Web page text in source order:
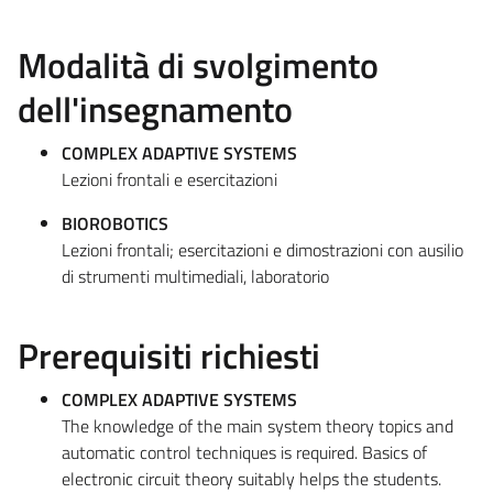
Modalità di svolgimento
dell'insegnamento
COMPLEX ADAPTIVE SYSTEMS
Lezioni frontali e esercitazioni
BIOROBOTICS
Lezioni frontali; esercitazioni e dimostrazioni con ausilio
di strumenti multimediali, laboratorio
Prerequisiti richiesti
COMPLEX ADAPTIVE SYSTEMS
The knowledge of the main system theory topics and
automatic control techniques is required. Basics of
electronic circuit theory suitably helps the students.